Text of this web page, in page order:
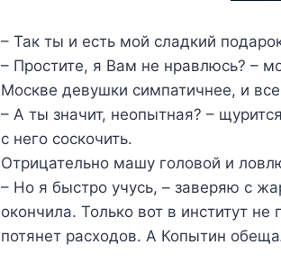
– Так ты и есть мой сладкий
– Простите, я Вам не нравлюсь? –
Москве девушки симпатичнее, и
– А ты значит, неопытная? –
с него соскочить.
Отрицательно машу головой и
– Но я быстро учусь, – заверяю с
окончила. Только вот в институт
потянет расходов. А Копытин